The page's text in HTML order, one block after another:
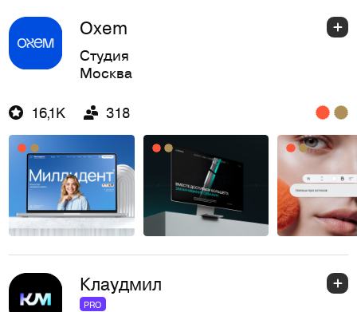
Oxem
Студия
Москва
16,1K 318
Клаудмил
PRO